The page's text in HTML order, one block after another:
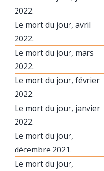
2022.
Le mort du jour, avril
2022.
Le mort du jour, mars
2022.
Le mort du jour, février
2022.
Le mort du jour, janvier
2022.
Le mort du jour,
décembre 2021.
Le mort du jour,